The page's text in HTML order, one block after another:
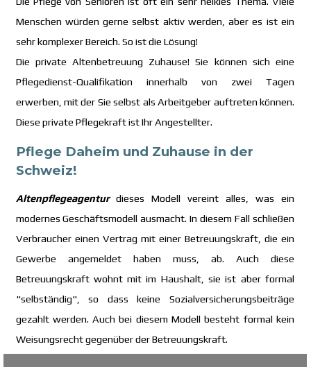
Menschen würden gerne selbst aktiv werden, aber es ist ein
sehr komplexer Bereich. So ist die Lösung!
Die private Altenbetreuung Zuhause! Sie können sich eine
Pflegedienst-Qualifikation innerhalb von zwei Tagen
erwerben, mit der Sie selbst als Arbeitgeber auftreten können.
Diese private Pflegekraft ist Ihr Angestellter.
Pflege Daheim und Zuhause in der
Schweiz!
Altenpflegeagenturdieses Modell vereint alles, was ein
modernes Geschäftsmodell ausmacht. In diesem Fall schließen
Verbraucher einen Vertrag mit einer Betreuungskraft, die ein
Gewerbe angemeldet haben muss, ab. Auch diese
Betreuungskraft wohnt mit im Haushalt, sie ist aber formal
"selbständig", so dass keine Sozialversicherungsbeiträge
gezahlt werden. Auch bei diesem Modell besteht formal kein
Weisungsrecht gegenüber der Betreuungskraft.